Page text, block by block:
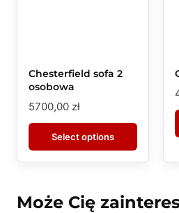
Chesterfield sofa 2
osobowa
5700,00 zł
Select options
Może Cię